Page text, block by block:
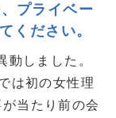
プライベー
ください。
しました。
は初の女性理
当たり前の会